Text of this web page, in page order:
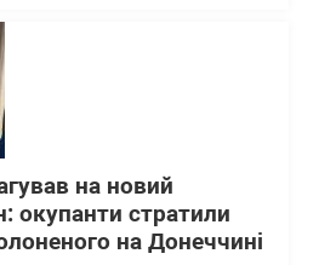
на новий
окупанти стратили
на Донеччині